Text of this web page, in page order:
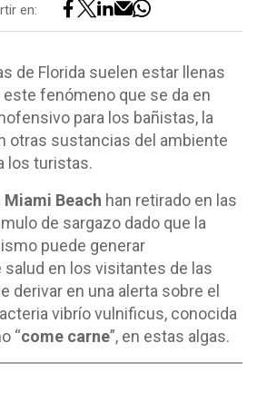
en:
de Florida suelen estar llenas
este fenómeno que se da en
para los bañistas, la
otras sustancias del ambiente
los turistas.
Miami Beach han retirado en las
de sargazo dado que la
puede generar
en los visitantes de las
derivar en una alerta sobre el
vibrío vulnificus, conocida
“come carne”, en estas algas.